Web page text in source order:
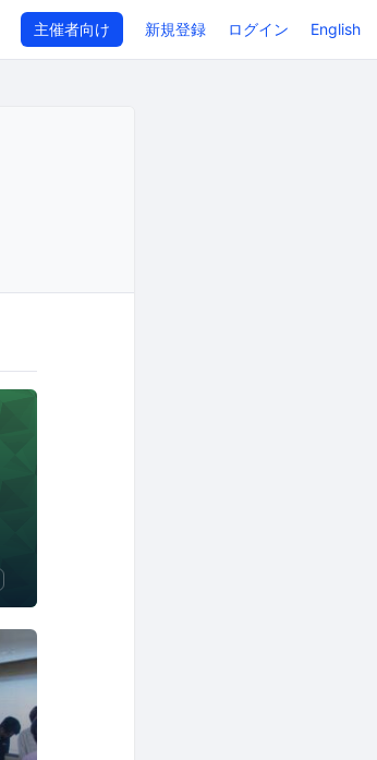
主催者向け 新規登録 ログイン English